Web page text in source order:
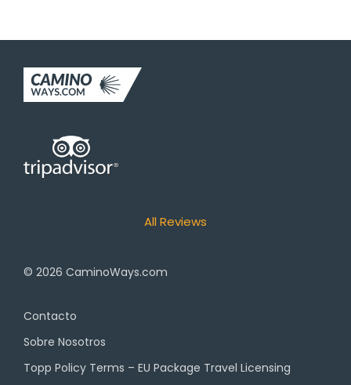
All Reviews
© 2026 CaminoWays.com
Contacto
Sobre Nosotros
Topp Policy Terms – EU Package Travel Licensing